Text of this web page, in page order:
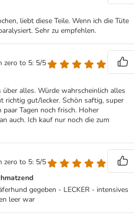
liebt diese Teile. Wenn ich die Tüte
Sehr zu empfehlen.
zero to 5: 5/5
alles. Würde wahrscheinlich alles
richtig gut/lecker. Schön saftig, super
Tagen noch frisch. Hoher
auch. Ich kauf nur noch die zum
zero to 5: 5/5
gegeben - LECKER - intensives
leer war